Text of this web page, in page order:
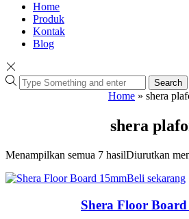
Home
Produk
Kontak
Blog
Search
Home » shera
shera
Menampilkan semua 7 hasilDiurutkan
Beli sekarang
Shera Floor